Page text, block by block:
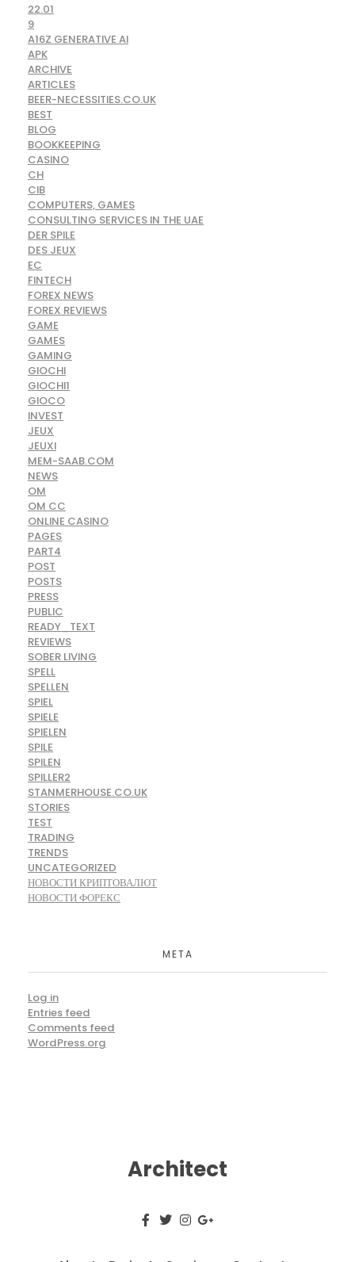
22.01
9
A16Z GENERATIVE AI
APK
ARCHIVE
ARTICLES
BEER-NECESSITIES.CO.UK
BEST
BLOG
BOOKKEEPING
CASINO
CH
CIB
COMPUTERS, GAMES
CONSULTING SERVICES IN THE UAE
DER SPILE
DES JEUX
EC
FINTECH
FOREX NEWS
FOREX REVIEWS
GAME
GAMES
GAMING
GIOCHI
GIOCHI1
GIOCO
INVEST
JEUX
JEUXI
MEM-SAAB.COM
NEWS
OM
OM CC
ONLINE CASINO
PAGES
PART4
POST
POSTS
PRESS
PUBLIC
READY_TEXT
REVIEWS
SOBER LIVING
SPELL
SPELLEN
SPIEL
SPIELE
SPIELEN
SPILE
SPILEN
SPILLER2
STANMERHOUSE.CO.UK
STORIES
TEST
TRADING
TRENDS
UNCATEGORIZED
НОВОСТИ КРИПТОВАЛЮТ
НОВОСТИ ФОРЕКС
META
Log in
Entries feed
Comments feed
WordPress.org
Architect